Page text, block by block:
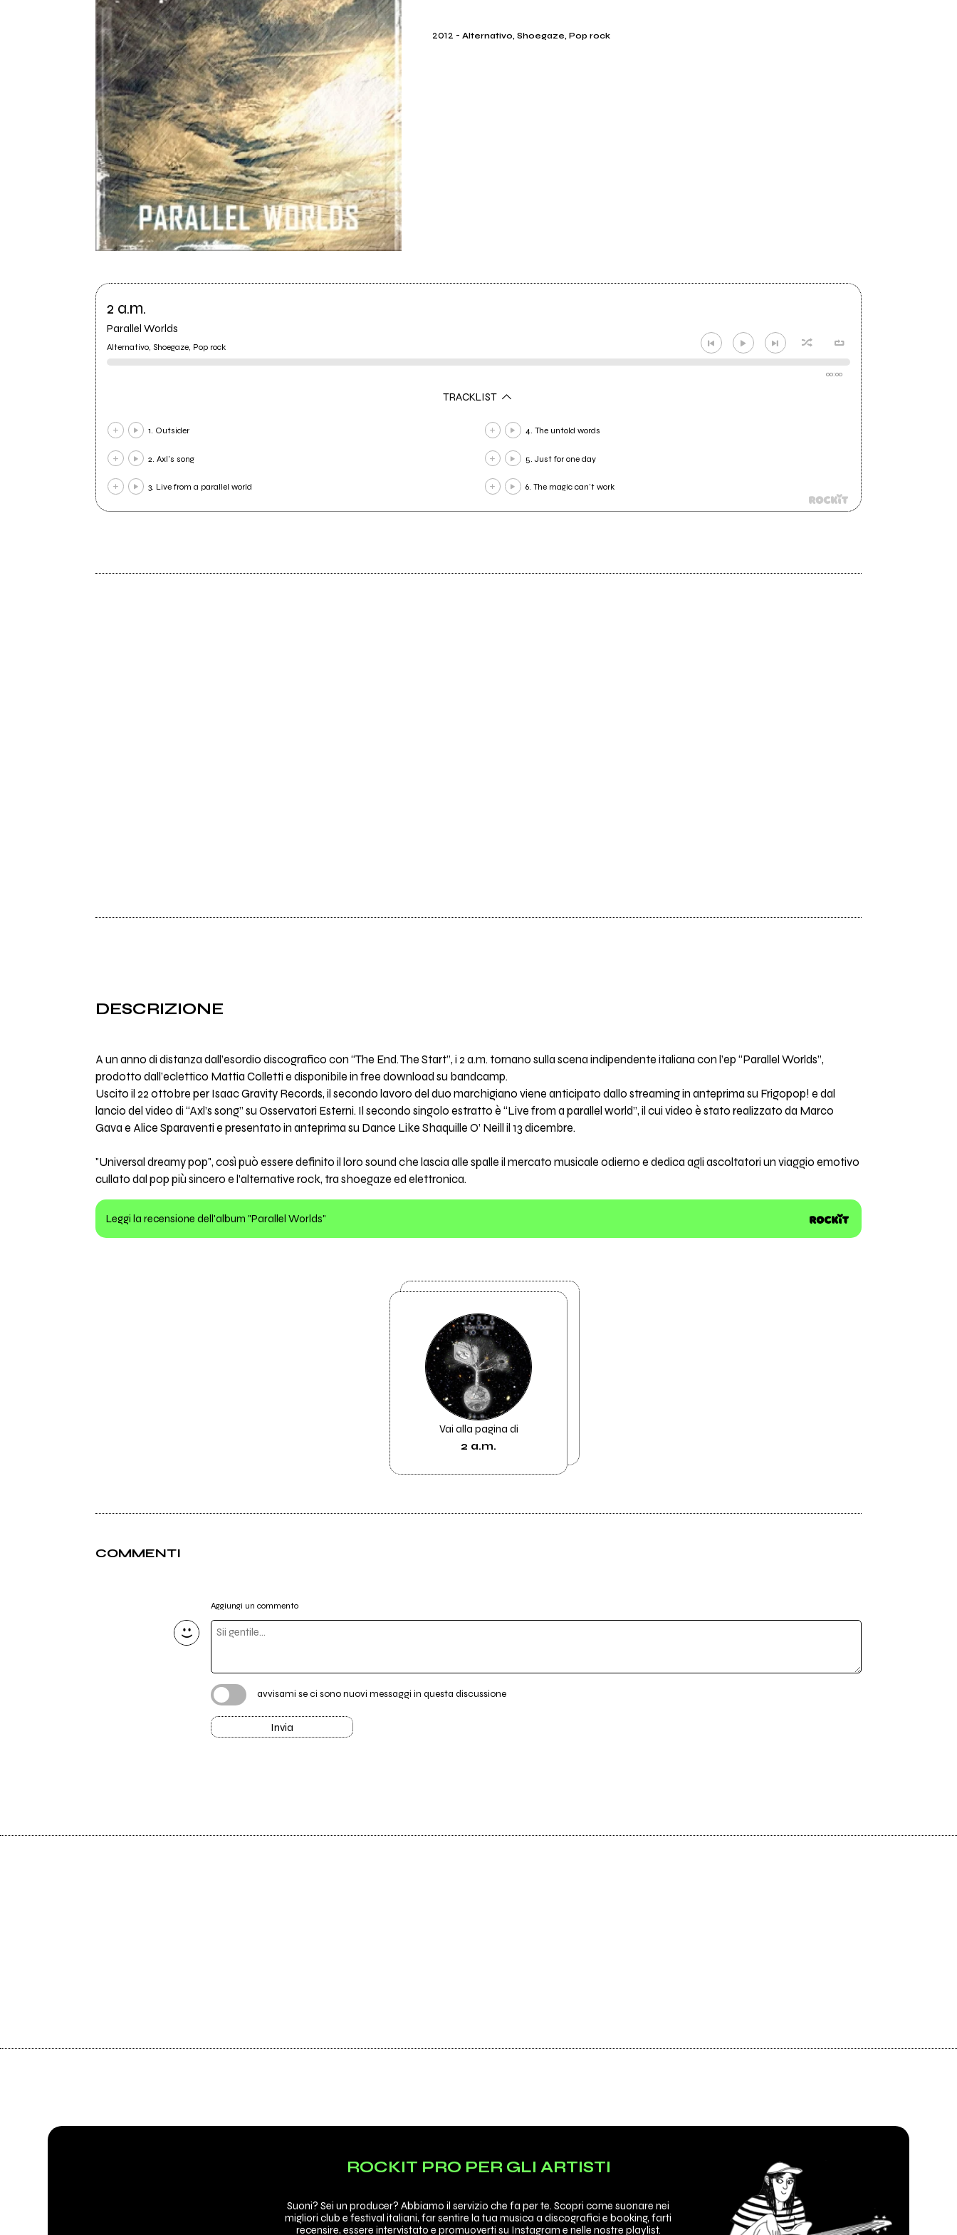
2012 -Alternativo, Shoegaze, Pop rock
2 a.m.
Parallel Worlds
Alternativo, Shoegaze, Pop rock
00:00
TRACKLIST
1. Outsider
2. Axl's song
3. Live from a parallel world
4. The untold words
5. Just for one day
6. The magic can't work
DESCRIZIONE
A un anno di distanza dall’esordio discografico con “The End. The Start”, i 2 a.m. tornano sulla scena indipendente italiana con l’ep “Parallel Worlds”,
prodotto dall’eclettico Mattia Colletti e disponibile in free download su bandcamp.
Uscito il 22 ottobre per Isaac Gravity Records, il secondo lavoro del duo marchigiano viene anticipato dallo streaming in anteprima su Frigopop! e dal
lancio del video di “Axl’s song” su Osservatori Esterni. Il secondo singolo estratto è “Live from a parallel world”, il cui video è stato realizzato da Marco
Gava e Alice Sparaventi e presentato in anteprima su Dance Like Shaquille O’ Neill il 13 dicembre.
"Universal dreamy pop", così può essere definito il loro sound che lascia alle spalle il mercato musicale odierno e dedica agli ascoltatori un viaggio emotivo
cullato dal pop più sincero e l’alternative rock, tra shoegaze ed elettronica.
Leggi la recensione dell'album "Parallel Worlds"
Vai alla pagina di
2 a.m.
COMMENTI
Aggiungi un commento
avvisami se ci sono nuovi messaggi in questa discussione
Invia
ROCKIT PRO PER GLI ARTISTI
Suoni? Sei un producer? Abbiamo il servizio che fa per te. Scopri come suonare nei
migliori club e festival italiani, far sentire la tua musica a discografici e booking, farti
recensire, essere intervistato e promuoverti su Instagram e nelle nostre playlist.